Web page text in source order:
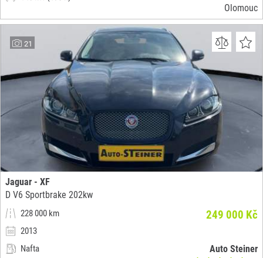
Olomouc
21
Jaguar - XF
D V6 Sportbrake 202kw
228 000 km
2013
Nafta
249 000 Kč
Auto Steiner